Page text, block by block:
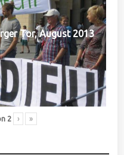
Tor, August 2013
2 › »